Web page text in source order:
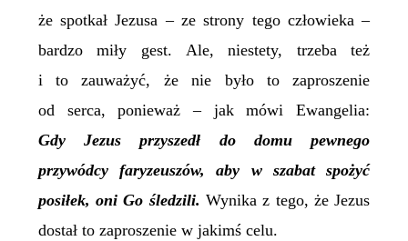
że spotkał Jezusa – ze strony tego człowieka –
bardzo miły gest. Ale, niestety, trzeba też
i to zauważyć, że nie było to zaproszenie
od serca, ponieważ – jak mówi Ewangelia:
Gdy Jezus przyszedł do domu pewnego
przywódcy faryzeuszów, aby w szabat spożyć
posiłek, oni Go śledzili. Wynika z tego, że Jezus
dostał to zaproszenie w jakimś celu.